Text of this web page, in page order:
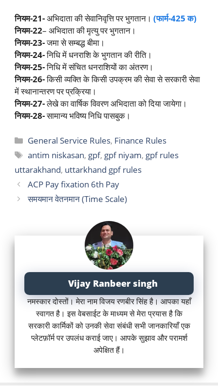
नियम-21-अभिदाता की सेवानिवृत्ति पर भुगतान। (फार्म-425 क)
नियम-22– अभिदाता की मृत्यु पर भुगतान।
नियम-23-जमा से सम्बद्ध बीमा।
नियम-24-निधि में धनराशि के भुगतान की रीति।
नियम-25-निधि में संचित धनराशियों का अंतरण।
नियम-26-किसी व्यक्ति के किसी उपक्रम की सेवा से सरकारी सेवा
में स्थानान्तरण पर प्रक्रिया।
नियम-27-लेखे का वार्षिक विवरण अभिदाता को दिया जायेगा।
नियम-28-सामान्य भविष्य निधि पासबुक।
Categories
General Service Rules, Finance Rules
Tags
antim niskasan, gpf, gpf niyam, gpf rules
uttarakhand, uttarkhand gpf rules
ACP Pay fixation 6th Pay
समयमान वेतनमान (Time Scale)
Vijay Ranbeer singh
नमस्कार दोस्तों। मेरा नाम विजय रणबीर सिंह है। आपका यहाँ
स्वागत है। इस वेबसाईट के माध्यम से मेरा प्रयास है कि
सरकारी कार्मिकों को उनकी सेवा संबंधी सभी जानकारियाँ एक
प्लेटफ़ॉर्म पर उपलंध कराई जाए। आपके सुझाव और परामर्श
अपेक्षित हैं।